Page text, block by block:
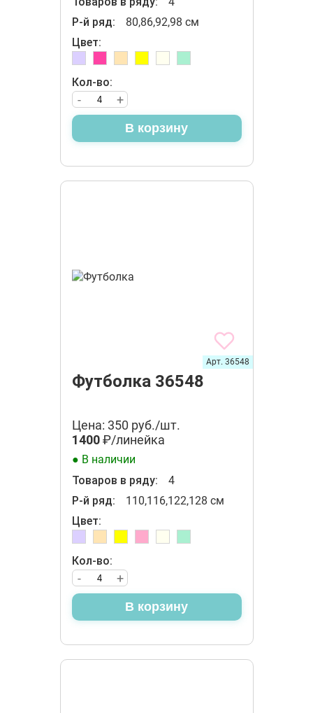
Р-й ряд:
80,86,92,98 см
Цвет:
Кол-во:
+
-
В корзину
Футболка 36548
Арт. 36548
Цена: 350 руб./шт.
1400₽/линейка
● В наличии
Товаров в ряду:
4
Р-й ряд:
110,116,122,128 см
Цвет:
Кол-во:
+
-
В корзину